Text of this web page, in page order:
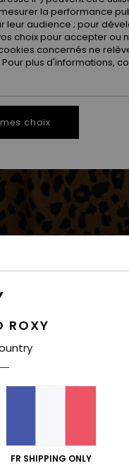
ROXY
FR SHIPPING ONLY
la performance
leur audience ; pour
choix pour accepter ou
concernés ne
plus d'informations,
choix